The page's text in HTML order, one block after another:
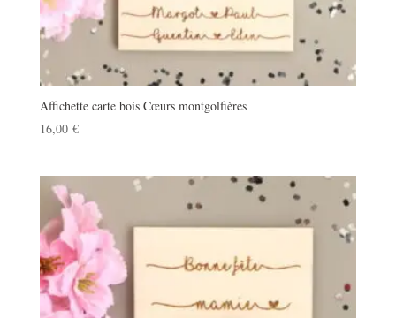
Affichette carte bois Cœurs montgolfières
16,00 €